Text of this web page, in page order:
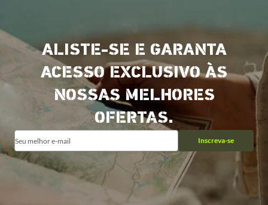
ALISTE-SE E GARANTA
ACESSO EXCLUSIVO ÀS
NOSSAS MELHORES
OFERTAS.
Inscreva-se